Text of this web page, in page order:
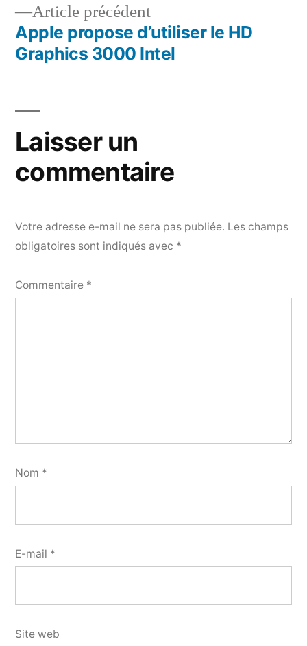
l’article
Article précédentArticle
précédent :
Apple propose d’utiliser le HD
Graphics 3000 Intel
Laisser un
commentaire
Votre adresse e-mail ne sera pas publiée. Les champs
obligatoires sont indiqués avec *
Commentaire *
Nom *
E-mail *
Site web